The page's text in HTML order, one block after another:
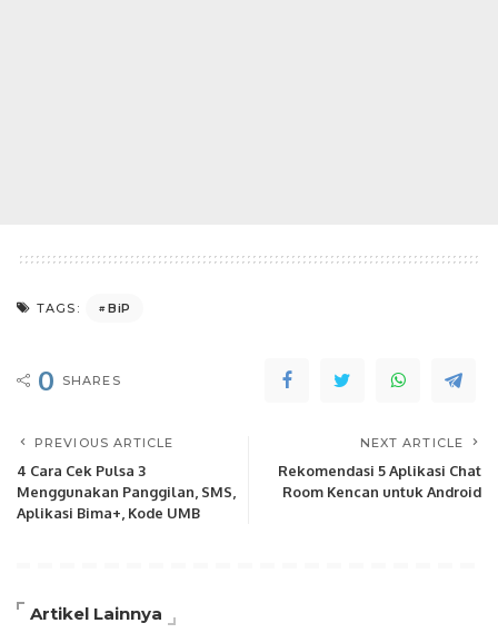
TAGS: BiP
0 SHARES
PREVIOUS ARTICLE
4 Cara Cek Pulsa 3
Menggunakan Panggilan, SMS,
Aplikasi Bima+, Kode UMB
NEXT ARTICLE
Rekomendasi 5 Aplikasi Chat
Room Kencan untuk Android
Artikel Lainnya